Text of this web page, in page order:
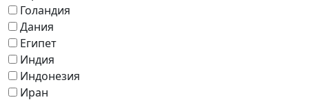
Голандия
Дания
Египет
Индия
Индонезия
Иран